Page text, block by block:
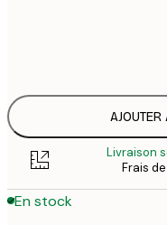
AJOUTER
Livraison
Frais
En stock